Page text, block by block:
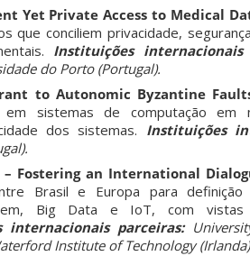
Yet Private Access to Medical
que conciliem privacidade,
Instituições internacionais
do Porto (Portugal).
to Autonomic Byzantine
em sistemas de computação em
dos sistemas. Instituições
– Fostering an International
Brasil e Europa para
Big Data e IoT, com
internacionais parceiras:
Institute of Technology